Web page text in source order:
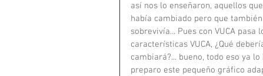
así nos lo enseñaron, aquellos
había cambiado pero que
sobrevivía... Pues con VUCA
características VUCA, ¿Qué
cambiará?... bueno, todo eso ya
preparo este pequeño gráfico